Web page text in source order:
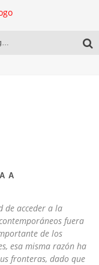
El libro en la mira de la desregulación
A
de acceder a la
fuera
de los
esa misma razón ha
fronteras, dado que